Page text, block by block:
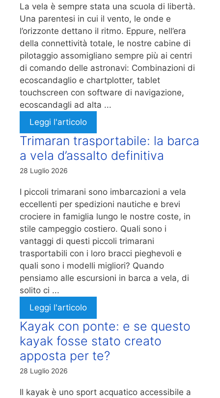
La vela è sempre stata una scuola di libertà.
Una parentesi in cui il vento, le onde e
l’orizzonte dettano il ritmo. Eppure, nell’era
della connettività totale, le nostre cabine di
pilotaggio assomigliano sempre più ai centri
di comando delle astronavi: Combinazioni di
ecoscandaglio e chartplotter, tablet
touchscreen con software di navigazione,
ecoscandagli ad alta ...
Leggi l'articolo
Trimaran trasportabile: la barca
a vela d’assalto definitiva
28 Luglio 2026
I piccoli trimarani sono imbarcazioni a vela
eccellenti per spedizioni nautiche e brevi
crociere in famiglia lungo le nostre coste, in
stile campeggio costiero. Quali sono i
vantaggi di questi piccoli trimarani
trasportabili con i loro bracci pieghevoli e
quali sono i modelli migliori? Quando
pensiamo alle escursioni in barca a vela, di
solito ci ...
Leggi l'articolo
Kayak con ponte: e se questo
kayak fosse stato creato
apposta per te?
28 Luglio 2026
Il kayak è uno sport acquatico accessibile a